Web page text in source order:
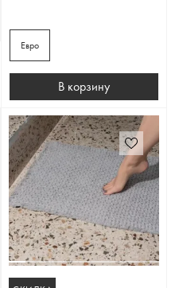
Евро
В корзину